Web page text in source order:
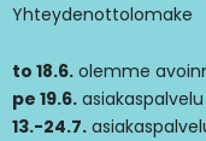
Yhteydenottolomake
to 18.6. olemme
pe 19.6.
13.-24.7.